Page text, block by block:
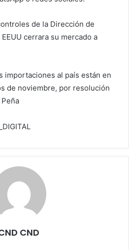
de la Dirección de
cerrara su mercado a
importaciones al país están en
de noviembre, por resolución
CND